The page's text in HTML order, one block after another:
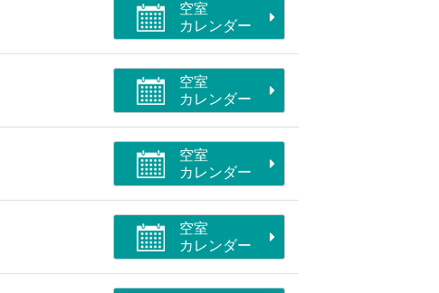
空室
カレンダー
空室
カレンダー
空室
カレンダー
空室
カレンダー